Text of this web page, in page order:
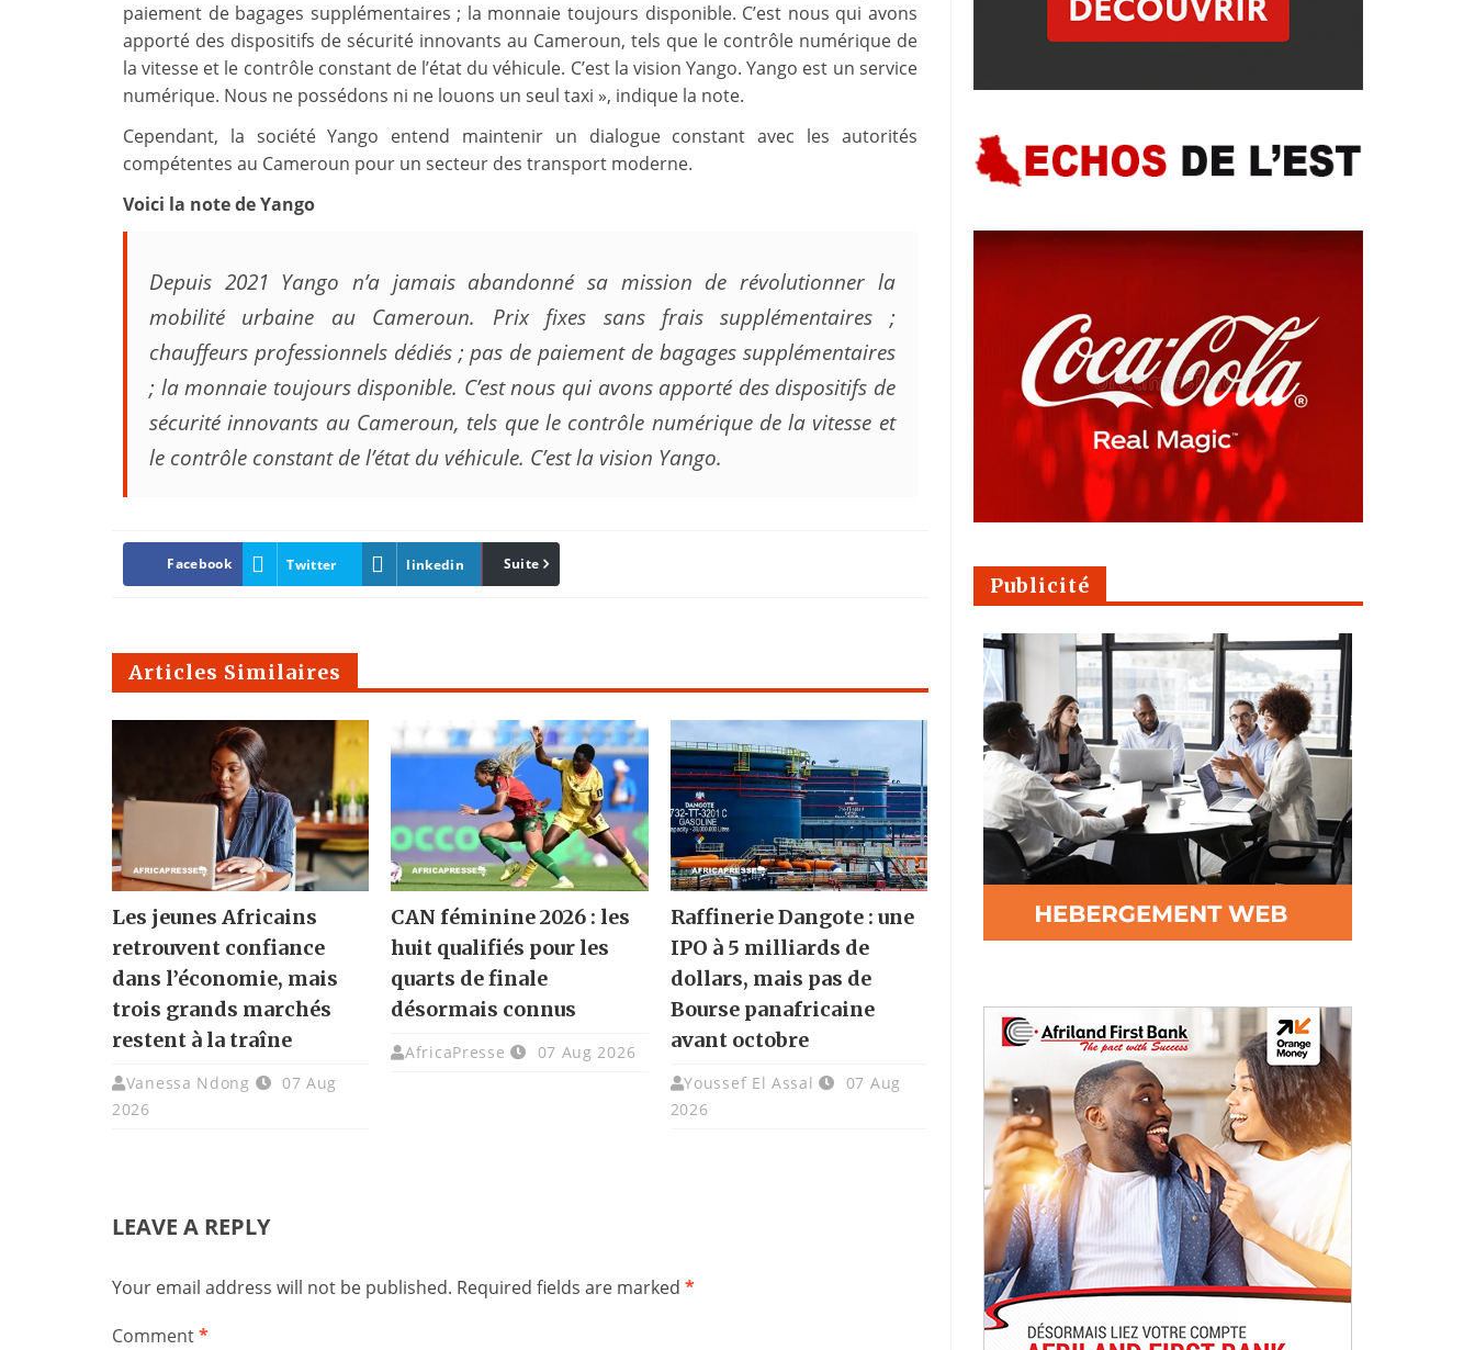
paiement de bagages supplémentaires ; la monnaie toujours disponible. C’est nous qui avons
apporté des dispositifs de sécurité innovants au Cameroun, tels que le contrôle numérique de
la vitesse et le contrôle constant de l’état du véhicule. C’est la vision Yango. Yango est un service
numérique. Nous ne possédons ni ne louons un seul taxi », indique la note.
Cependant, la société Yango entend maintenir un dialogue constant avec les autorités
compétentes au Cameroun pour un secteur des transport moderne.
Voici la note de Yango
Depuis 2021 Yango n’a jamais abandonné sa mission de révolutionner la
mobilité urbaine au Cameroun. Prix fixes sans frais supplémentaires ;
chauffeurs professionnels dédiés ; pas de paiement de bagages supplémentaires
; la monnaie toujours disponible. C’est nous qui avons apporté des dispositifs de
sécurité innovants au Cameroun, tels que le contrôle numérique de la vitesse et
le contrôle constant de l’état du véhicule. C’est la vision Yango.
Facebook Twitter linkedin Pinterest
Suite
Articles Similaires
Les jeunes Africains
retrouvent confiance
dans l’économie, mais
trois grands marchés
restent à la traîne
Vanessa Ndong
07 Aug
2026
CAN féminine 2026 : les
huit qualifiés pour les
quarts de finale
désormais connus
AfricaPresse 07 Aug 2026
Raffinerie Dangote : une
IPO à 5 milliards de
dollars, mais pas de
Bourse panafricaine
avant octobre
Youssef El Assal
07 Aug
2026
LEAVE A REPLY
Your email address will not be published. Required fields are marked *
Comment*
Publicité